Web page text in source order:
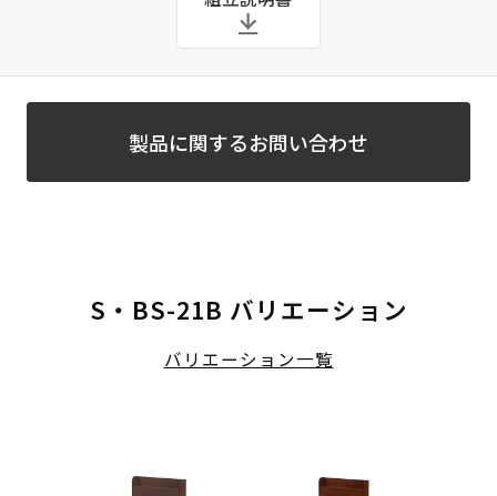
製品に関するお問い合わせ
S・BS-21B バリエーション
バリエーション一覧